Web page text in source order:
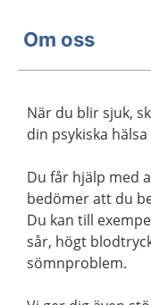
Om oss
När du blir sjuk,
din psykiska
Du får hjälp med
bedömer att du
Du kan till
sår, högt
sömnproblem.